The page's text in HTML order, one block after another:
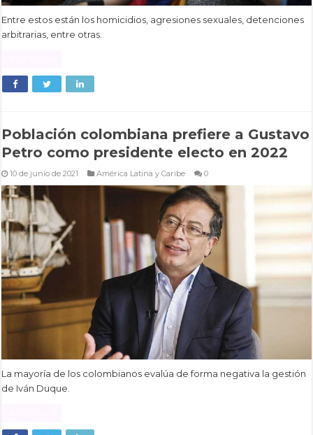
Entre estos están los homicidios, agresiones sexuales, detenciones
arbitrarias, entre otras.
Población colombiana prefiere a Gustavo
Petro como presidente electo en 2022
10 de junio de 2021 América Latina y Caribe 0
La mayoría de los colombianos evalúa de forma negativa la gestión
de Iván Duque.